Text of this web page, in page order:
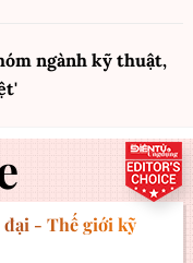
ngành kỹ thuật,
- Thế giới kỹ